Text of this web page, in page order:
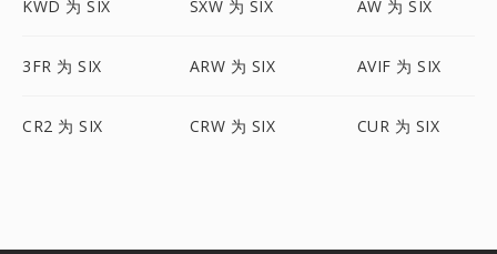
KWD 为 SIX SXW 为 SIX AW 为 SIX
3FR 为 SIX ARW 为 SIX AVIF 为 SIX
CR2 为 SIX CRW 为 SIX CUR 为 SIX